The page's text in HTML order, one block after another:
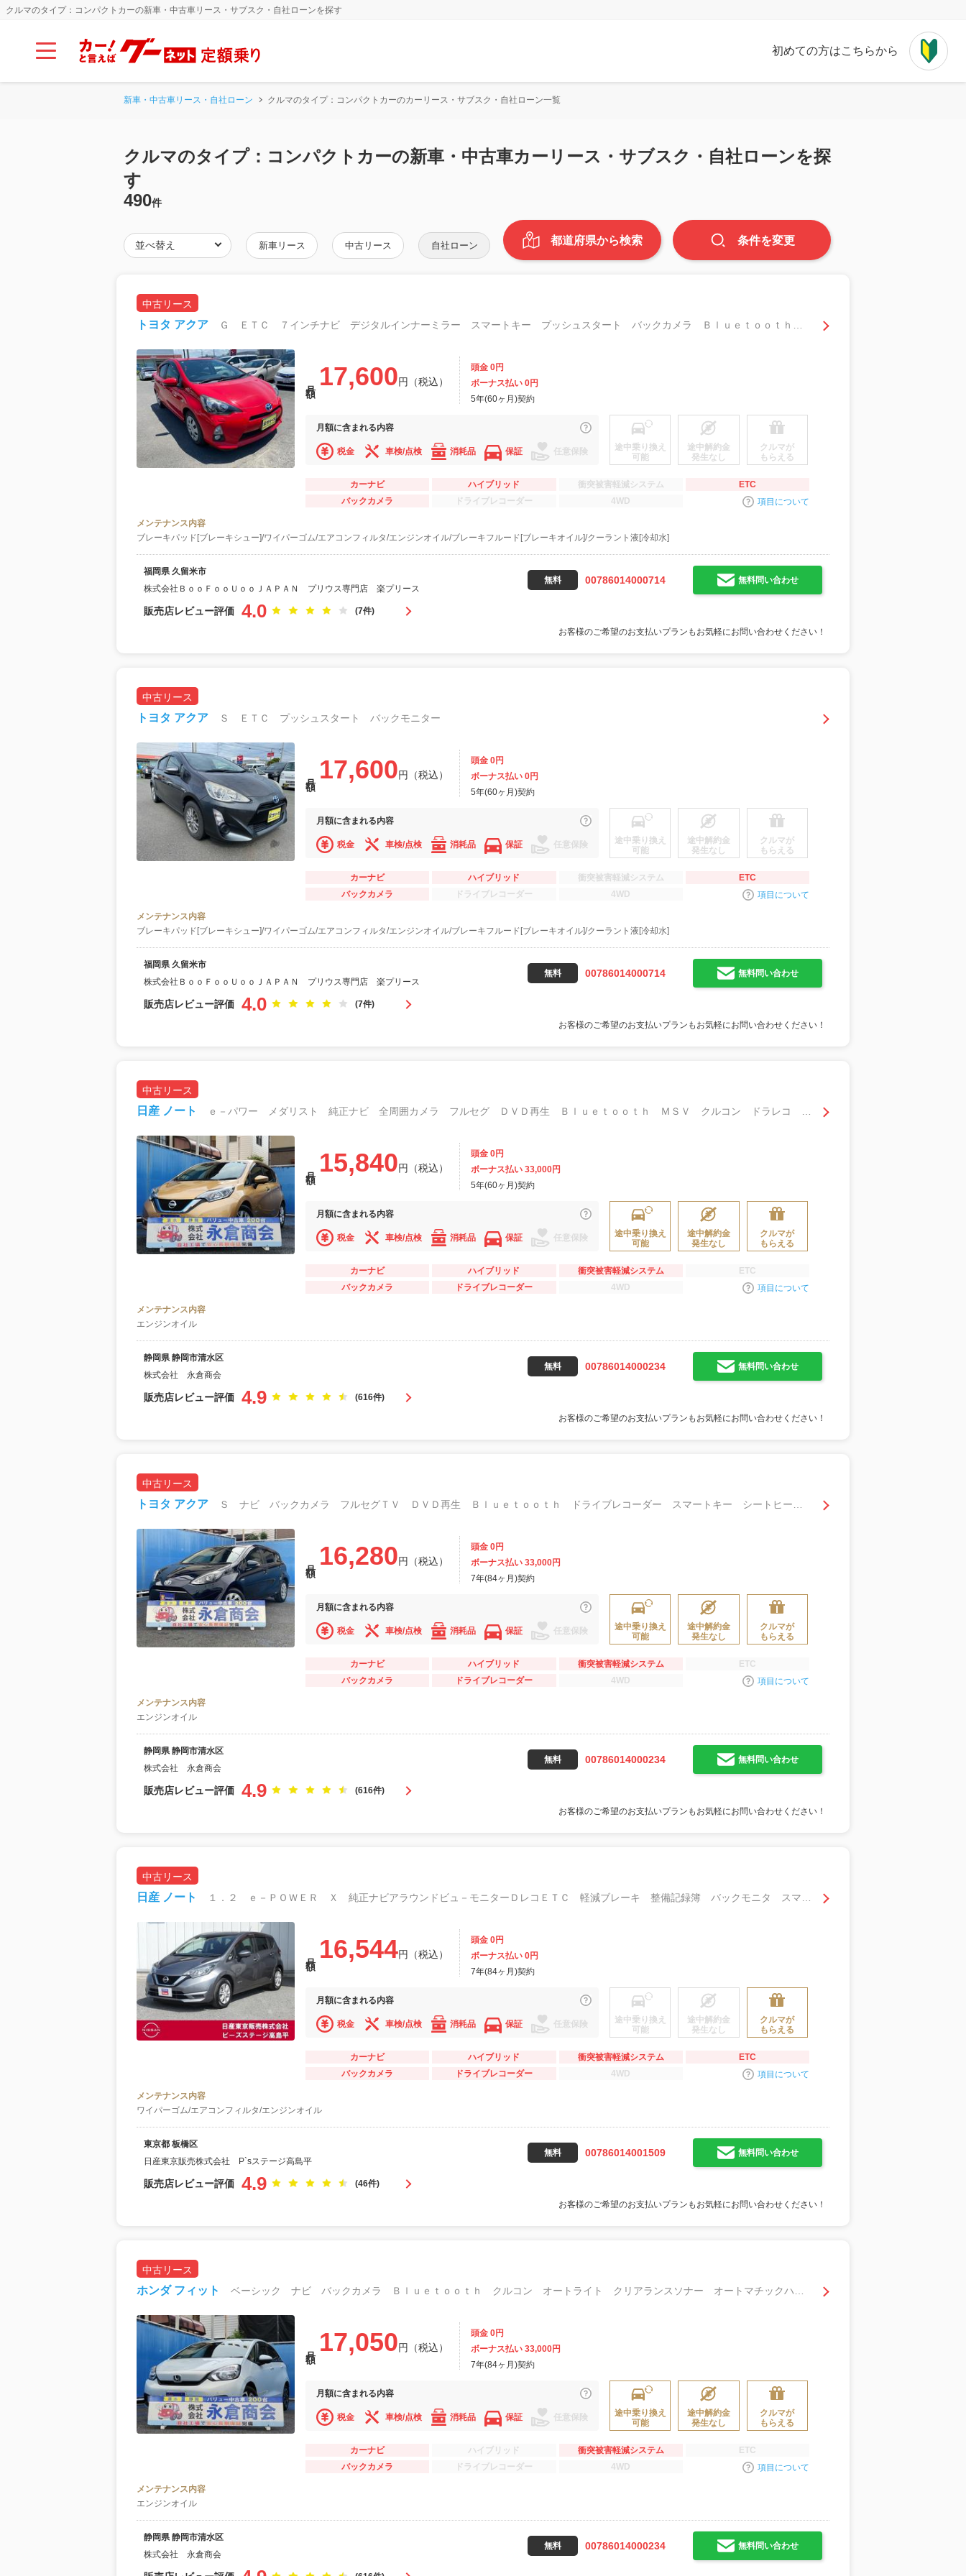
クルマのタイプ：コンパクトカーの新車・中古車リース・サブスク・自社ローンを探す
初めての方はこちらから
新車・中古車リース・自社ローン クルマのタイプ：コンパクトカーのカーリース・サブスク・自社ローン一覧
クルマのタイプ：コンパクトカーの新車・中古車カーリース・サブスク・自社ローンを探
す
490件
都道府県から検索 条件を変更
新車リース 中古リース 自社ローン
中古リース
トヨタ アクア
17,600円（税込）
頭金 0円
ボーナス払い 0円
5年(60ヶ月)契約
月額に含まれる内容
税金 車検/点検 消耗品 保証 任意保険
途中乗り換え
可能
途中解約金
発生なし
クルマが
もらえる
カーナビ ハイブリッド 衝突被害軽減システム
ETC
バックカメラ
ドライブレコーダー 4WD 項目について
メンテナンス内容
ブレーキパッド[ブレーキシュー]/ワイパーゴム/エアコンフィルタ/エンジンオイル/ブレーキフルード[ブレーキオイル]/クーラント液[冷却水]
福岡県 久留米市
株式会社ＢｏｏＦｏｏＵｏｏＪＡＰＡＮ プリウス専門店 楽プリース
無料 00786014000714 無料問い合わせ
販売店レビュー評価 4.0 (7件)
お客様のご希望のお支払いプランもお気軽にお問い合わせください！
中古リース
トヨタ アクア Ｓ ＥＴＣ プッシュスタート バックモニター
17,600円（税込）
頭金 0円
ボーナス払い 0円
5年(60ヶ月)契約
月額に含まれる内容
税金 車検/点検 消耗品 保証 任意保険
途中乗り換え
可能
途中解約金
発生なし
クルマが
もらえる
カーナビ ハイブリッド 衝突被害軽減システム
ETC
バックカメラ
ドライブレコーダー 4WD 項目について
メンテナンス内容
ブレーキパッド[ブレーキシュー]/ワイパーゴム/エアコンフィルタ/エンジンオイル/ブレーキフルード[ブレーキオイル]/クーラント液[冷却水]
福岡県 久留米市
株式会社ＢｏｏＦｏｏＵｏｏＪＡＰＡＮ プリウス専門店 楽プリース
無料 00786014000714 無料問い合わせ
販売店レビュー評価 4.0 (7件)
お客様のご希望のお支払いプランもお気軽にお問い合わせください！
中古リース
日産 ノート
15,840円（税込）
頭金 0円
ボーナス払い 33,000円
5年(60ヶ月)契約
月額に含まれる内容
税金 車検/点検 消耗品 保証 任意保険
途中乗り換え
可能
途中解約金
発生なし
クルマが
もらえる
カーナビ ハイブリッド 衝突被害軽減システム
ETC
バックカメラ
ドライブレコーダー 4WD 項目について
メンテナンス内容
エンジンオイル
静岡県 静岡市清水区
株式会社 永倉商会
無料 00786014000234 無料問い合わせ
販売店レビュー評価 4.9 (616件)
お客様のご希望のお支払いプランもお気軽にお問い合わせください！
中古リース
トヨタ アクア
16,280円（税込）
頭金 0円
ボーナス払い 33,000円
7年(84ヶ月)契約
月額に含まれる内容
税金 車検/点検 消耗品 保証 任意保険
途中乗り換え
可能
途中解約金
発生なし
クルマが
もらえる
カーナビ ハイブリッド 衝突被害軽減システム
ETC
バックカメラ
ドライブレコーダー 4WD 項目について
メンテナンス内容
エンジンオイル
静岡県 静岡市清水区
株式会社 永倉商会
無料 00786014000234 無料問い合わせ
販売店レビュー評価 4.9 (616件)
お客様のご希望のお支払いプランもお気軽にお問い合わせください！
中古リース
日産 ノート
16,544円（税込）
頭金 0円
ボーナス払い 0円
7年(84ヶ月)契約
月額に含まれる内容
税金 車検/点検 消耗品 保証 任意保険
途中乗り換え
可能
途中解約金
発生なし
クルマが
もらえる
カーナビ ハイブリッド 衝突被害軽減システム
ETC
バックカメラ
ドライブレコーダー 4WD 項目について
メンテナンス内容
ワイパーゴム/エアコンフィルタ/エンジンオイル
東京都 板橋区
日産東京販売株式会社 P`sステージ高島平
無料 00786014001509 無料問い合わせ
販売店レビュー評価 4.9 (46件)
お客様のご希望のお支払いプランもお気軽にお問い合わせください！
中古リース
ホンダ フィット
17,050円（税込）
頭金 0円
ボーナス払い 33,000円
7年(84ヶ月)契約
月額に含まれる内容
税金 車検/点検 消耗品 保証 任意保険
途中乗り換え
可能
途中解約金
発生なし
クルマが
もらえる
カーナビ ハイブリッド 衝突被害軽減システム
ETC
バックカメラ
ドライブレコーダー 4WD 項目について
メンテナンス内容
エンジンオイル
静岡県 静岡市清水区
株式会社 永倉商会
無料 00786014000234 無料問い合わせ